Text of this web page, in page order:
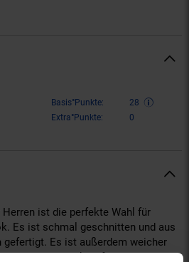
Basis°Punkte:
28
Extra°Punkte:
0
ist die perfekte Wahl für
Es ist schmal geschnitten und aus
Es ist außerdem weicher
hohen Tragekomfort sorgt. Das